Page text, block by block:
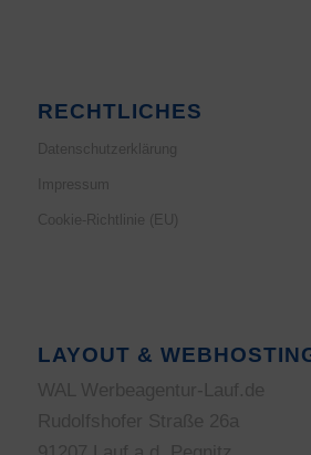
RECHTLICHES
Datenschutzerklärung
Impressum
Cookie-Richtlinie (EU)
LAYOUT &